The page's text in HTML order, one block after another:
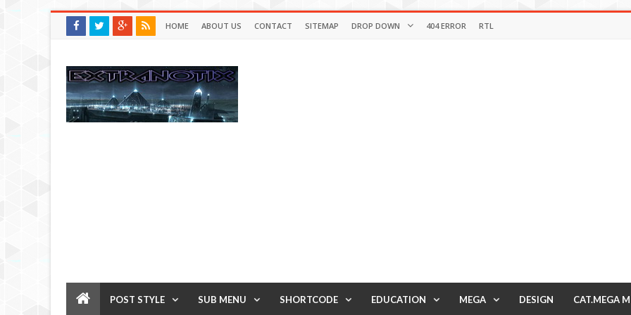
HOME ABOUT US CONTACT SITEMAP DROP DOWN 404 ERROR RTL
POST STYLE SUB MENU SHORTCODE EDUCATION MEGA DESIGN CAT.MEGA